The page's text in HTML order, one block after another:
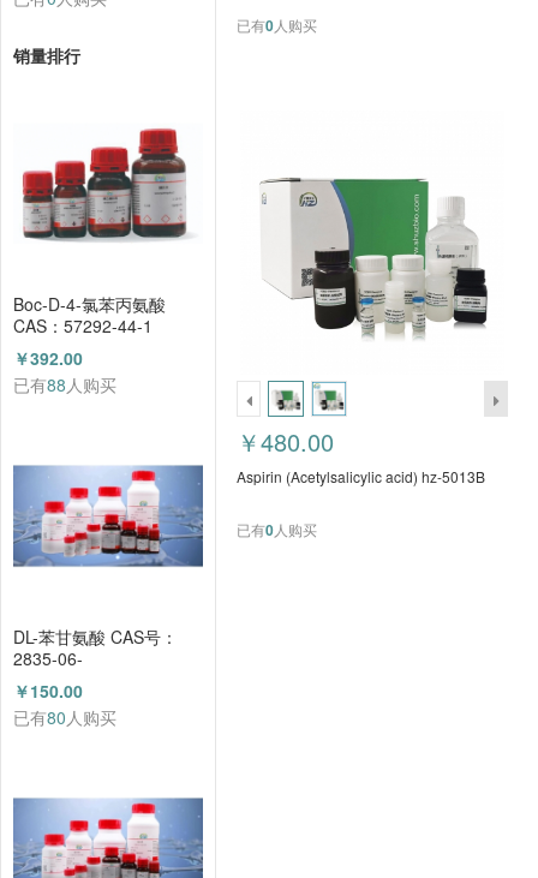
销量排行
Boc-D-4-氯苯丙氨酸
CAS：57292-44-1
（HZ52015591）
￥392.00
已有88人购买
DL-苯甘氨酸 CAS号：
2835-06-
5（HZ52000788）
￥150.00
已有80人购买
已有0人购买
￥480.00
Aspirin (Acetylsalicylic acid) hz-5013B
已有0人购买